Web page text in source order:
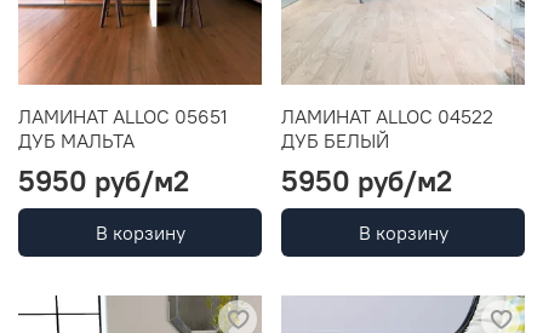
ЛАМИНАТ ALLOC 05651
ДУБ МАЛЬТА
5950 руб/м2
В корзину
ЛАМИНАТ ALLOC 04522
ДУБ БЕЛЫЙ
5950 руб/м2
В корзину